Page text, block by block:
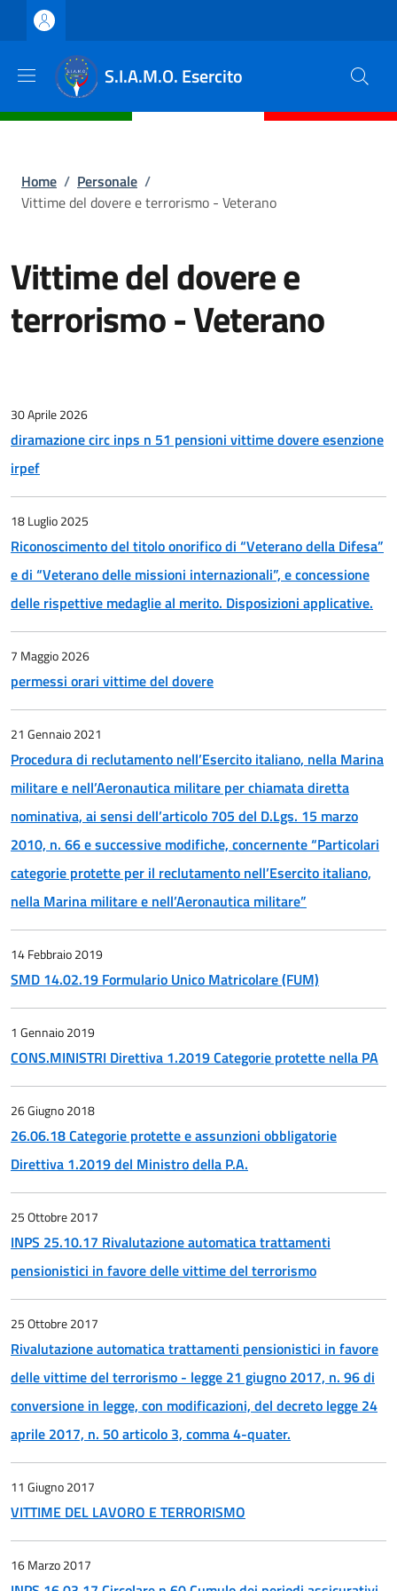
Salta al contenuto principale
Skip to footer content
S.I.A.M.O. Esercito
Briciole di pane
Home / Personale /
Vittime del dovere e terrorismo - Veterano
Vittime del dovere e
terrorismo - Veterano
30 Aprile 2026
diramazione circ inps n 51 pensioni vittime dovere esenzione
irpef
18 Luglio 2025
Riconoscimento del titolo onorifico di “Veterano della Difesa”
e di “Veterano delle missioni internazionali”, e concessione
delle rispettive medaglie al merito. Disposizioni applicative.
7 Maggio 2026
permessi orari vittime del dovere
21 Gennaio 2021
Procedura di reclutamento nell’Esercito italiano, nella Marina
militare e nell’Aeronautica militare per chiamata diretta
nominativa, ai sensi dell’articolo 705 del D.Lgs. 15 marzo
2010, n. 66 e successive modifiche, concernente “Particolari
categorie protette per il reclutamento nell’Esercito italiano,
nella Marina militare e nell’Aeronautica militare”
14 Febbraio 2019
SMD 14.02.19 Formulario Unico Matricolare (FUM)
1 Gennaio 2019
CONS.MINISTRI Direttiva 1.2019 Categorie protette nella PA
26 Giugno 2018
26.06.18 Categorie protette e assunzioni obbligatorie
Direttiva 1.2019 del Ministro della P.A.
25 Ottobre 2017
INPS 25.10.17 Rivalutazione automatica trattamenti
pensionistici in favore delle vittime del terrorismo
25 Ottobre 2017
Rivalutazione automatica trattamenti pensionistici in favore
delle vittime del terrorismo - legge 21 giugno 2017, n. 96 di
conversione in legge, con modificazioni, del decreto legge 24
aprile 2017, n. 50 articolo 3, comma 4-quater.
11 Giugno 2017
VITTIME DEL LAVORO E TERRORISMO
16 Marzo 2017